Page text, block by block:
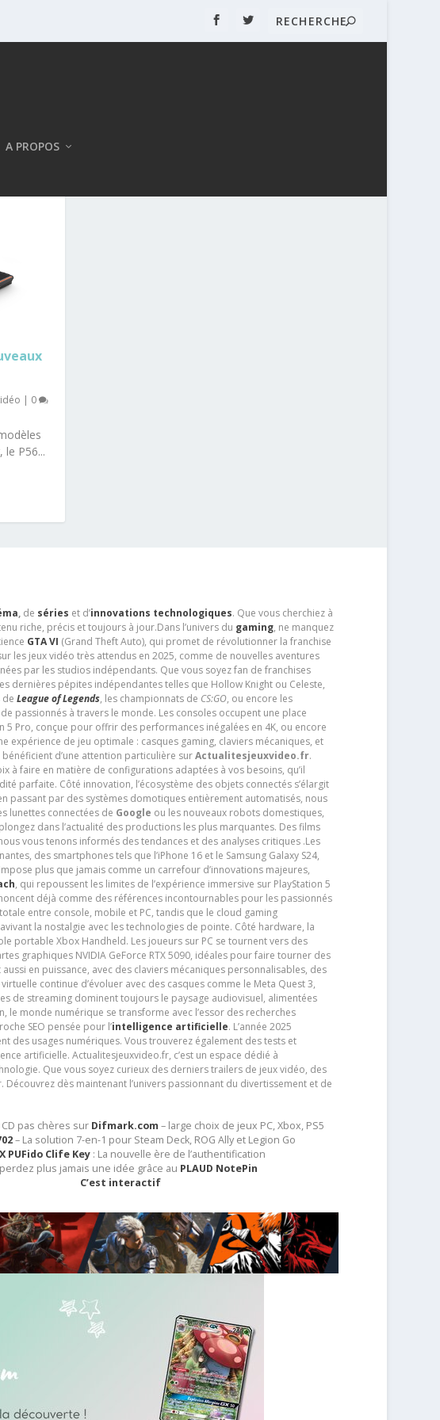
A PROPOS
| 0
P56...
,de séries et d’innovations technologiques. Que vous cherchiez à
riche, précis et toujours à jour.Dans l’univers du gaming, ne manquez
GTA VI (Grand Theft Auto), qui promet de révolutionner la franchise
les jeux vidéo très attendus en 2025, comme de nouvelles aventures
par les studios indépendants. Que vous soyez fan de franchises
dernières pépites indépendantes telles que Hollow Knight ou Celeste,
de League of Legends, les championnats de CS:GO, ou encore les
passionnés à travers le monde. Les consoles occupent une place
Pro, conçue pour offrir des performances inégalées en 4K, ou encore
expérience de jeu optimale : casques gaming, claviers mécaniques, et
d’une attention particulière surActualitesjeuxvideo.fr.
à faire en matière de configurations adaptées à vos besoins, qu’il
parfaite. Côté innovation, l’écosystème des objets connectés s’élargit
passant par des systèmes domotiques entièrement automatisés, nous
lunettes connectées de Google ou les nouveaux robots domestiques,
dans l’actualité des productions les plus marquantes. Des films
vous tenons informés des tendances et des analyses critiques .Les
des smartphones tels que l’iPhone 16 et le Samsung Galaxy S24,
plus que jamais comme un carrefour d’innovations majeures,
, qui repoussent les limites de l’expérience immersive sur PlayStation 5
déjà comme des références incontournables pour les passionnés
entre console, mobile et PC, tandis que le cloud gaming
la nostalgie avec les technologies de pointe. Côté hardware, la
portable Xbox Handheld. Les joueurs sur PC se tournent vers des
graphiques NVIDIA GeForce RTX 5090, idéales pour faire tourner des
en puissance, avec des claviers mécaniques personnalisables, des
continue d’évoluer avec des casques comme le Meta Quest 3,
de streaming dominent toujours le paysage audiovisuel, alimentées
le monde numérique se transforme avec l’essor des recherches
SEO pensée pour l’intelligence artificielle. L’année 2025
des usages numériques. Vous trouverez également des tests et
artificielle. Actualitesjeuxvideo.fr, c’est un espace dédié à
Que vous soyez curieux des derniers trailers de jeux vidéo, des
dès maintenant l’univers passionnant du divertissement et de
pas chères sur Difmark.com – large choix de jeux PC, Xbox, PS5
– La solution 7-en-1 pour Steam Deck, ROG Ally et Legion Go
PUFido Clife Key : La nouvelle ère de l’authentification
plus jamais une idée grâce au PLAUD NotePin
C’est interactif